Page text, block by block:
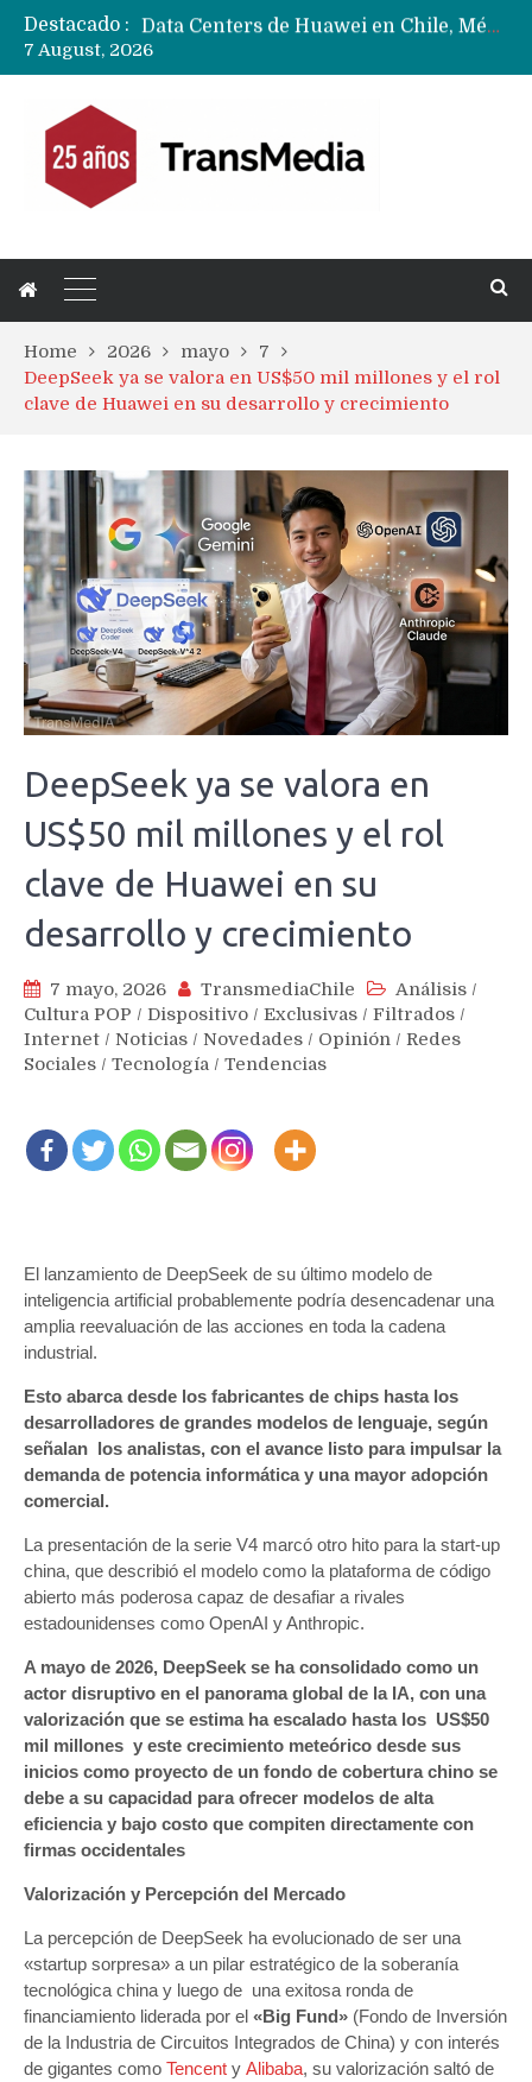
Destacado :
Data Centers de Huawei en Chile, México, Brasil,Perú y Argentina podrían verse afectados por arremetida de EE.UU
7 August, 2026
Home 2026 mayo
7
DeepSeek ya se valora en US$50 mil millones y el rol
clave de Huawei en su desarrollo y crecimiento
DeepSeek ya se valora en
US$50 mil millones y el rol
clave de Huawei en su
desarrollo y crecimiento
7 mayo, 2026 TransmediaChile Análisis /
Cultura POP / Dispositivo / Exclusivas / Filtrados /
Internet / Noticias / Novedades / Opinión / Redes
Sociales / Tecnología / Tendencias
El lanzamiento de DeepSeek de su último modelo de
inteligencia artificial probablemente podría desencadenar una
amplia reevaluación de las acciones en toda la cadena
industrial.
Esto abarca desde los fabricantes de chips hasta los
desarrolladores de grandes modelos de lenguaje, según
señalan los analistas, con el avance listo para impulsar la
demanda de potencia informática y una mayor adopción
comercial.
La presentación de la serie V4 marcó otro hito para la start-up
china, que describió el modelo como la plataforma de código
abierto más poderosa capaz de desafiar a rivales
estadounidenses como OpenAI y Anthropic.
A mayo de 2026, DeepSeek se ha consolidado como un
actor disruptivo en el panorama global de la IA, con una
valorización que se estima ha escalado hasta los US$50
mil millones y este crecimiento meteórico desde sus
inicios como proyecto de un fondo de cobertura chino se
debe a su capacidad para ofrecer modelos de alta
eficiencia y bajo costo que compiten directamente con
firmas occidentales
Valorización y Percepción del Mercado
La percepción de DeepSeek ha evolucionado de ser una
«startup sorpresa» a un pilar estratégico de la soberanía
tecnológica china y luego de una exitosa ronda de
financiamiento liderada por el «Big Fund» (Fondo de Inversión
de la Industria de Circuitos Integrados de China) y con interés
de gigantes como Tencent y Alibaba, su valorización saltó de